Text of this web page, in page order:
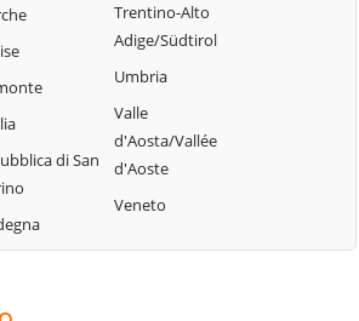
Sparso
San
Valle
Rota d'Imagna
Rovetta
Bianco
Terme
di San
Trentino-Alto
Adige/Südtirol
Umbria
Valle
d'Aosta/Vallée
d'Aoste
Veneto